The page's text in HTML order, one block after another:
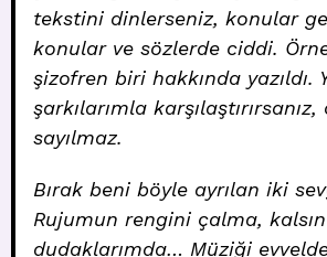
tekstini dinlerseniz, konular
konular ve sözlerde ciddi.
şizofren biri hakkında yazıldı.
şarkılarımla
sayılmaz.
Bırak beni böyle ayrılan iki
Rujumun rengini çalma,
dudaklarımda… Müziği